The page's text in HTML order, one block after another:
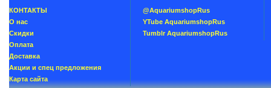
КОНТАКТЫ
О нас
Скидки
Oплатa
Доставка
Акции и спец предложения
Карта сайта
@AquariumshopRus
YTube AquariumshopRus
Tumblr AquariumshopRus